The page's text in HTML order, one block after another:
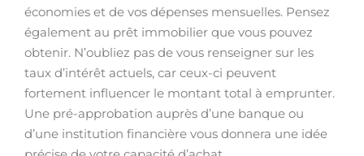
économies et de vos dépenses mensuelles. Pensez
également au prêt immobilier que vous pouvez
obtenir. N’oubliez pas de vous renseigner sur les
taux d’intérêt actuels, car ceux-ci peuvent
fortement influencer le montant total à emprunter.
Une pré-approbation auprès d’une banque ou
d’une institution financière vous donnera une idée